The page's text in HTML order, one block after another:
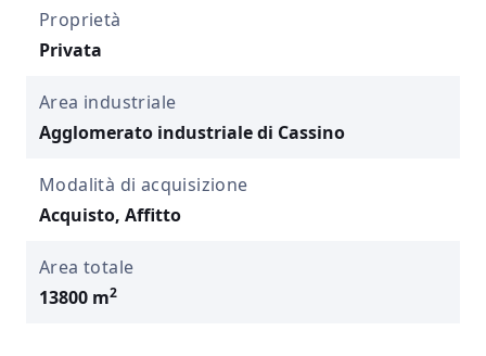
Proprietà
Privata
Area industriale
Agglomerato industriale di Cassino
Modalità di acquisizione
Acquisto, Affitto
Area totale
13800 m2